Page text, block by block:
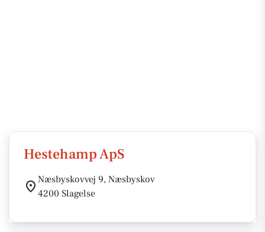
Hestehamp ApS
Næsbyskovvej 9, Næsbyskov
4200 Slagelse